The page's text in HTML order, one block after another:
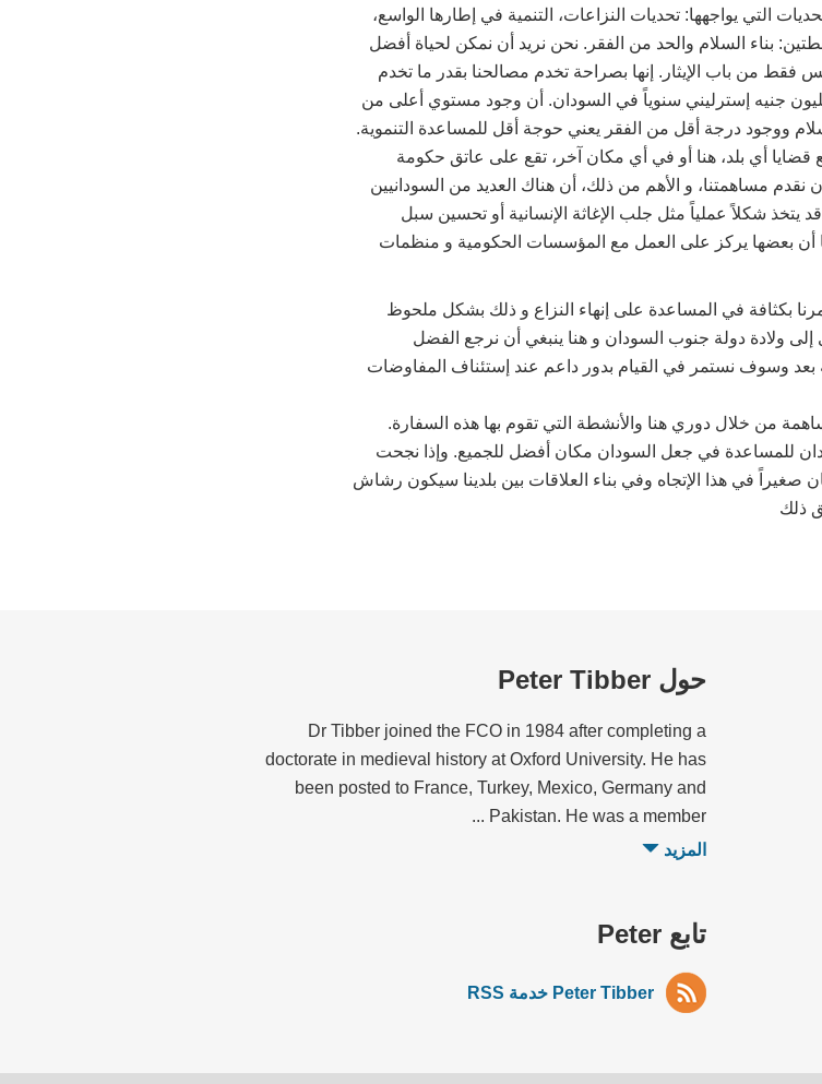
التي يواجهها: تحديات النزاعات، التنمية في إطارها الواسع،
بناء السلام والحد من الفقر. نحن نريد أن نمكن لحياة أفضل
فقط من باب الإيثار. إنها بصراحة تخدم مصالحنا بقدر ما تخدم
السودان. نحن ننفق أكثر من 150 مليون جنيه إسترليني سنوياً في السودان. أن وجود مستوي أعلى من
ووجود درجة أقل من الفقر يعني حوجة أقل للمساعدة التنموية.
قضايا أي بلد، هنا أو في أي مكان آخر، تقع على عاتق حكومة
نقدم مساهمتنا، و الأهم من ذلك، أن هناك العديد من السودانيين
شكلاً عملياً مثل جلب الإغاثة الإنسانية أو تحسين سبل
أن بعضها يركز على العمل مع المؤسسات الحكومية و منظمات
بكثافة في المساعدة على إنهاء النزاع و ذلك بشكل ملحوظ
ولادة دولة جنوب السودان و هنا ينبغي أن نرجع الفضل
بعد وسوف نستمر في القيام بدور داعم عند إستئناف المفاوضات
من خلال دوري هنا والأنشطة التي تقوم بها هذه السفارة.
للمساعدة في جعل السودان مكان أفضل للجميع. وإذا نجحت
صغيراً في هذا الإتجاه وفي بناء العلاقات بين بلدينا سيكون رشاش
ذلك
حول Peter Tibber
Dr Tibber joined the FCO in 1984 after completing a
doctorate in medieval history at Oxford University. He has
been posted to France, Turkey, Mexico, Germany and
Pakistan. He was a member ...
المزيد
تابع Peter
Peter Tibber خدمة RSS